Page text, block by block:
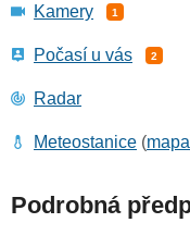
Kamery 1
Počasí u vás 2
Radar
Meteostanice (mapa
Podrobná